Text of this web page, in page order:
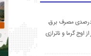
۱۰ درصدی مصرف برق،
از اوج گرما و ناترازی